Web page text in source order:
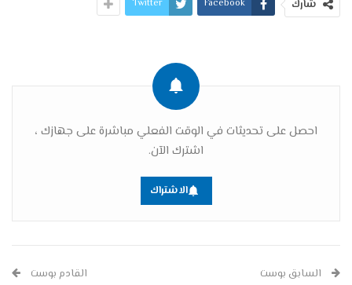
شارك Facebook
Twitter
احصل على تحديثات في الوقت الفعلي مباشرة على جهازك ،
اشترك الآن.
الاشتراك
السابق بوست القادم بوست